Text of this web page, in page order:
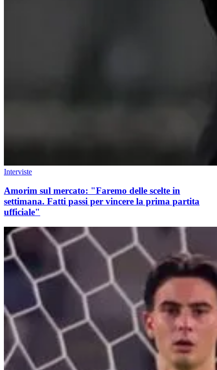
Interviste
Amorim sul mercato: "Faremo delle scelte in
settimana. Fatti passi per vincere la prima partita
ufficiale"